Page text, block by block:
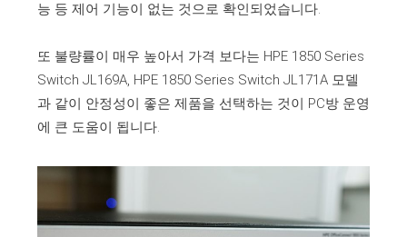
능 등 제어 기능이 없는 것으로 확인되었습니다.
또 불량률이 매우 높아서 가격 보다는 HPE 1850 Series
Switch JL169A, HPE 1850 Series Switch JL171A 모델
과 같이 안정성이 좋은 제품을 선택하는 것이 PC방 운영
에 큰 도움이 됩니다.